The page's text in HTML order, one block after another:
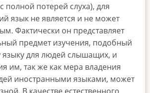
полной потерей слуха), для
язык не является и не может
Фактически он представляет
предмет изучения, подобный
языку для людей слышащих, и
им, так же как мера владения
иностранными языками, может